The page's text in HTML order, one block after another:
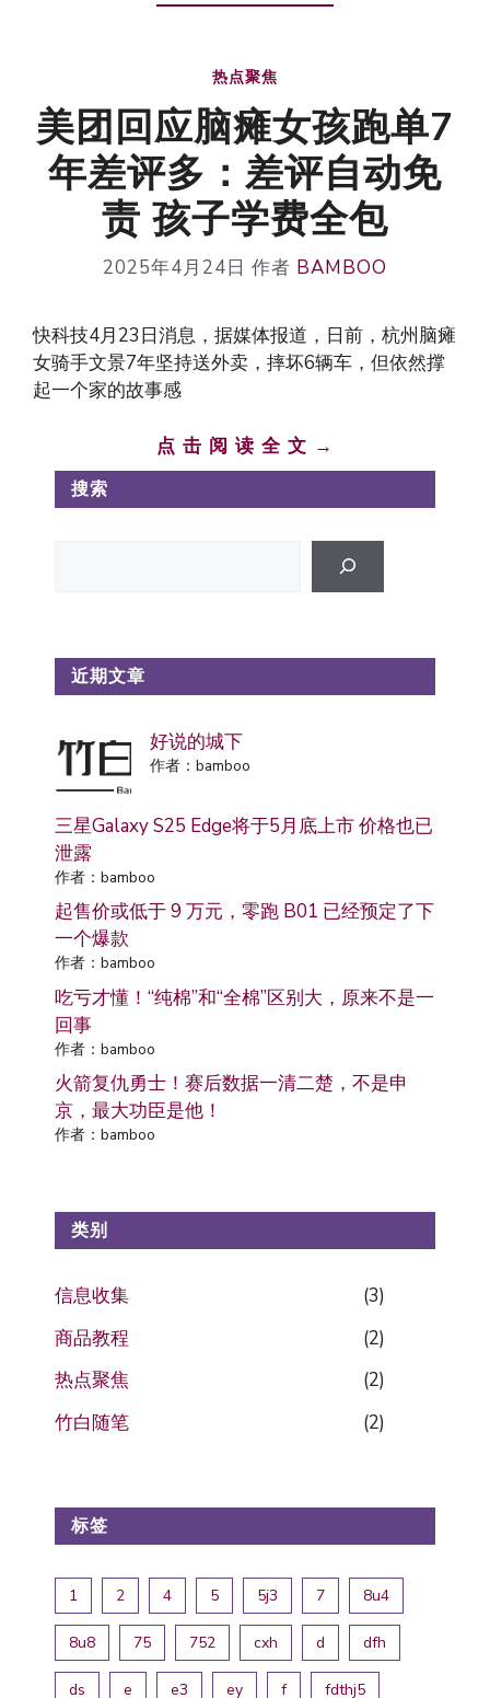
热点聚焦
美团回应脑瘫女孩跑单7
年差评多：差评自动免
责 孩子学费全包
2025年4月24日 作者 BAMBOO
快科技4月23日消息，据媒体报道，日前，杭州脑瘫
女骑手文景7年坚持送外卖，摔坏6辆车，但依然撑
起一个家的故事感
点 击 阅 读 全 文 →
搜索
近期文章
好说的城下
作者：bamboo
三星Galaxy S25 Edge将于5月底上市 价格也已
泄露
作者：bamboo
起售价或低于 9 万元，零跑 B01 已经预定了下
一个爆款
作者：bamboo
吃亏才懂！“纯棉”和“全棉”区别大，原来不是一
回事
作者：bamboo
火箭复仇勇士！赛后数据一清二楚，不是申
京，最大功臣是他！
作者：bamboo
类别
信息收集
(3)
商品教程
(2)
热点聚焦
(2)
竹白随笔
(2)
标签
1 2 4 5 5j3 7 8u4
8u8 75 752 cxh d dfh
ds e e3 ey f fdthj5